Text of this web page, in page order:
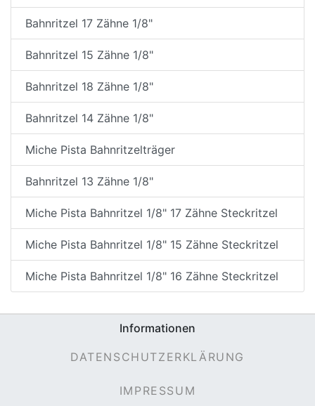
Bahnritzel 17 Zähne 1/8"
Bahnritzel 15 Zähne 1/8"
Bahnritzel 18 Zähne 1/8"
Bahnritzel 14 Zähne 1/8"
Miche Pista Bahnritzelträger
Bahnritzel 13 Zähne 1/8"
Miche Pista Bahnritzel 1/8" 17 Zähne Steckritzel
Miche Pista Bahnritzel 1/8" 15 Zähne Steckritzel
Miche Pista Bahnritzel 1/8" 16 Zähne Steckritzel
Informationen
DATENSCHUTZERKLÄRUNG
IMPRESSUM